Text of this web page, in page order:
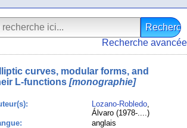
Recherche avancée
curves, modular forms, and
L-functions [monographie]
Lozano-Robledo,
Álvaro (1978-....)
anglais